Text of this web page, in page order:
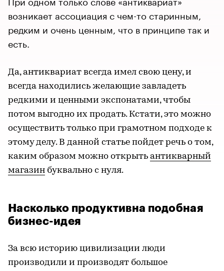
возникает ассоциация с чем-то старинным,
редким и очень ценным, что в принципе так и
есть.
Да, антиквариат всегда имел свою цену, и
всегда находились желающие завладеть
редкими и ценными экспонатами, чтобы
потом выгодно их продать. Кстати, это можно
осуществить только при грамотном подходе к
этому делу. В данной статье пойдет речь о том,
каким образом можно открыть антикварный
магазин буквально с нуля.
Насколько продуктивна подобная
бизнес-идея
За всю историю цивилизации люди
производили и производят большое